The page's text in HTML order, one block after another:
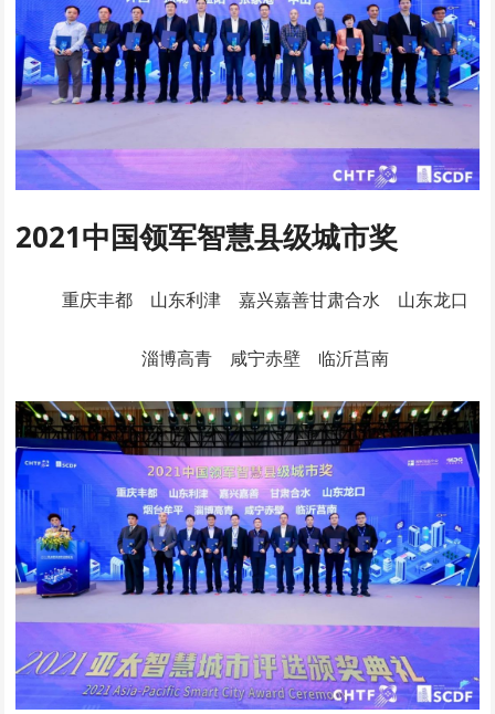
2021中国领军智慧县级城市奖
重庆丰都 山东利津 嘉兴嘉善甘肃合水 山东龙口
淄博高青 咸宁赤壁 临沂莒南